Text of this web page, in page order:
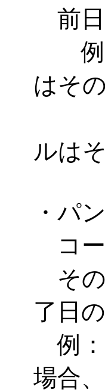
前日
例→
はそ
日
ルは
・パ
コー
その
了日
例：
場合